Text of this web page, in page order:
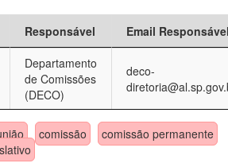
Responsável
Email
Departamento
de Comissões
(DECO)
deco-
comissão
comissão permanente